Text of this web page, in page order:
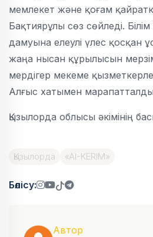
мемлекет және қоғам
Бақтиярұлы сөз сөйледі.
дамуына елеулі үлес қосқан
жаңа нысан құрылысын
мердігер мекеме
Алғыс хатымен
Қызылорда облысы әкімінің
Қызылорда «AI-KERIM»
Бөлісу:
Автор